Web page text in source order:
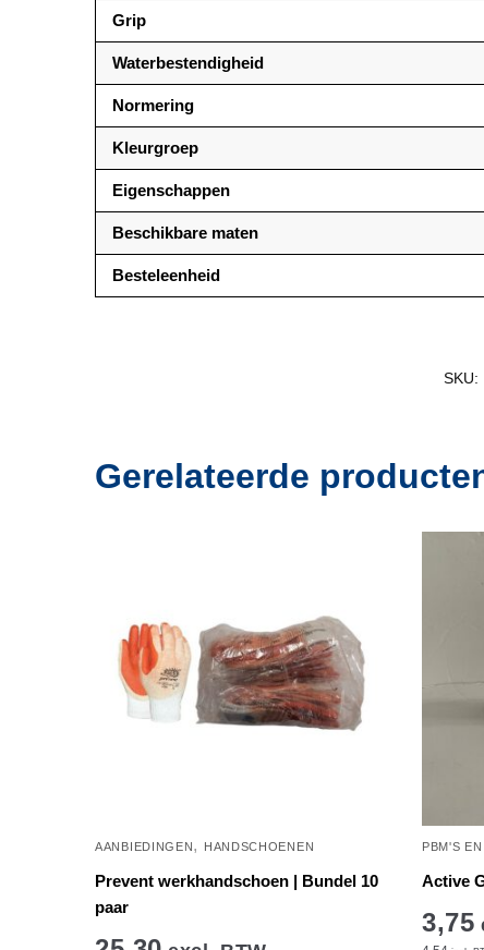
Grip
Waterbestendigheid
Normering
Kleurgroep
Eigenschappen
Beschikbare maten
Besteleenheid
SKU:
Gerelateerde
AANBIEDINGEN, HANDSCHOENEN
Prevent werkhandschoen | Bundel 10
paar
PBM'S
Active
3,75